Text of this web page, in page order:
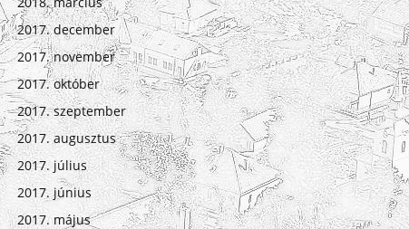
2017. december
2017. november
2017. október
2017. szeptember
2017. augusztus
2017. július
2017. június
2017. május